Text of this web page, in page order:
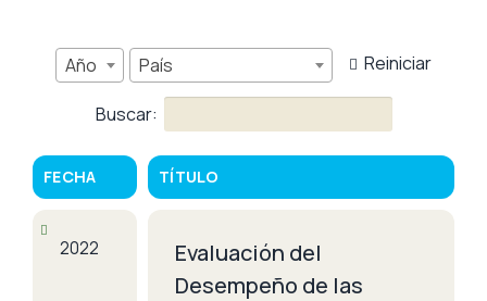
Año País Reiniciar
Buscar:
FECHA TÍTULO
2022
Evaluación del
Desempeño de las